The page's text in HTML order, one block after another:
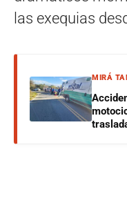
las exequias
MIRÁ